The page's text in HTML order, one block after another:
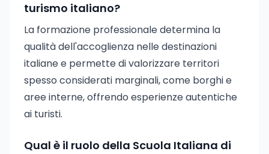
turismo italiano?
La formazione professionale determina la
qualità dell'accoglienza nelle destinazioni
italiane e permette di valorizzare territori
spesso considerati marginali, come borghi e
aree interne, offrendo esperienze autentiche
ai turisti.
Qual è il ruolo della Scuola Italiana di